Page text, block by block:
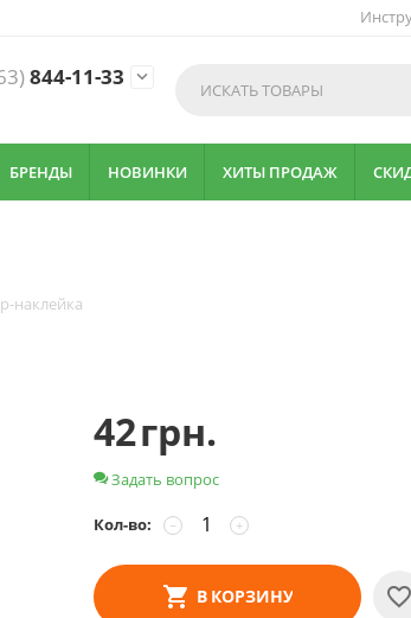
844-11-33 
БРЕНДЫ НОВИНКИ ХИТЫ ПРОДАЖ
наклейка
42грн.
Задать вопрос
Кол-во: +
−
В КОРЗИНУ